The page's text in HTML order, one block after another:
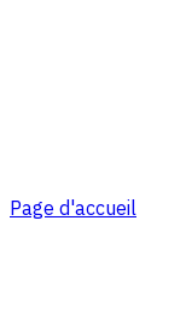
Page d'accueil